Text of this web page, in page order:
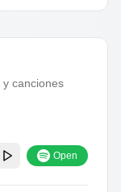
y canciones
Open